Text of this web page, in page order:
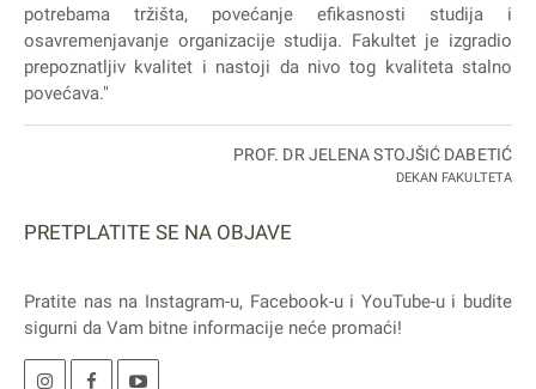
potrebama tržišta, povećanje efikasnosti studija i
osavremenjavanje organizacije studija. Fakultet je izgradio
prepoznatljiv kvalitet i nastoji da nivo tog kvaliteta stalno
povećava."
PROF. DR JELENA STOJŠIĆ DABETIĆ
DEKAN FAKULTETA
PRETPLATITE SE NA OBJAVE
Pratite nas na Instagram-u, Facebook-u i YouTube-u i budite
sigurni da Vam bitne informacije neće promaći!